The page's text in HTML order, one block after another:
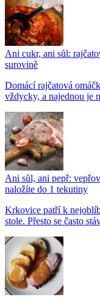
Ani cukr, ani sůl:
surovině
Domácí rajčatová
vždycky, a najednou je
Ani sůl, ani pepř:
naložíte do 1 tekutiny
Krkovice patří k
stole. Přesto se často